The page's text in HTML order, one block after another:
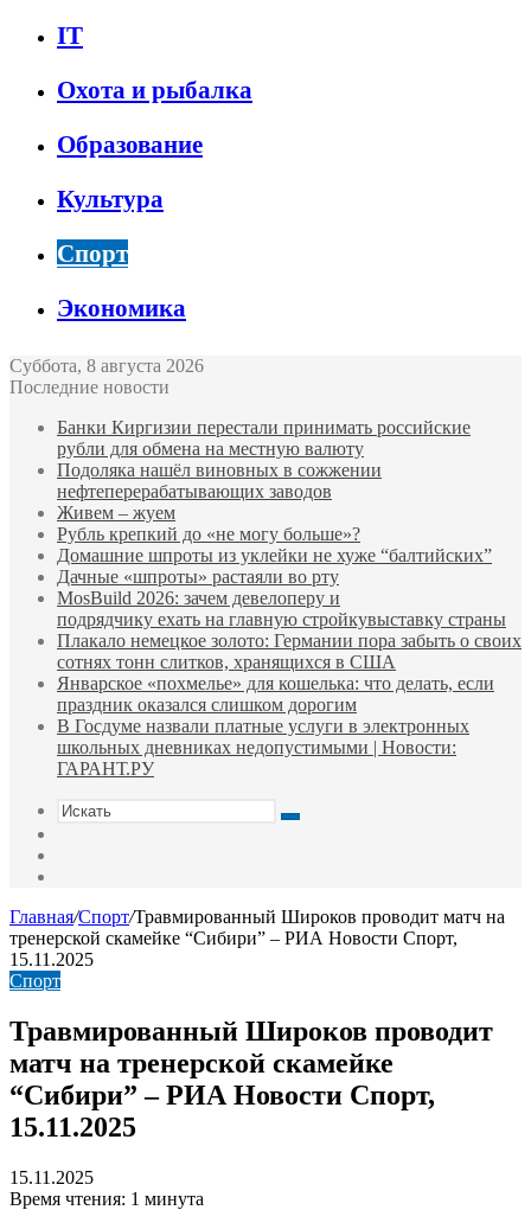
IT
Охота и рыбалка
Образование
Культура
Спорт
Экономика
Суббота, 8 августа 2026
Последние новости
Банки Киргизии перестали принимать российские
рубли для обмена на местную валюту
Подоляка нашёл виновных в сожжении
нефтеперерабатывающих заводов
Живем – жуем
Рубль крепкий до «не могу больше»?
Домашние шпроты из уклейки не хуже “балтийских”
Дачные «шпроты» растаяли во рту
MosBuild 2026: зачем девелоперу и
подрядчиĸу ехать на главную стройĸувыставĸу страны
Плакало немецкое золото: Германии пора забыть о своих
сотнях тонн слитков, хранящихся в США
Январское «похмелье» для кошелька: что делать, если
праздник оказался слишком дорогим
В Госдуме назвали платные услуги в электронных
школьных дневниках недопустимыми | Новости:
ГАРАНТ.РУ
Искать
Главная/Спорт/Травмированный Широков проводит матч на
тренерской скамейке “Сибири” – РИА Новости Спорт,
15.11.2025
Спорт
Травмированный Широков проводит
матч на тренерской скамейке
“Сибири” – РИА Новости Спорт,
15.11.2025
15.11.2025
Время чтения: 1 минута